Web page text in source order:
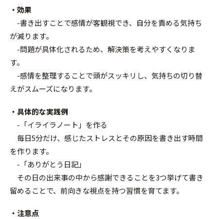
・効果
-書き出すことで感情が客観視でき、自分を責める気持ち
が減ります。
-問題が具体化されるため、解決策を考えやすくなりま
す。
-感情を整理することで頭がスッキリし、気持ちの切り替
えがスムーズになります。
・具体的な実践例
-「イライラノート」を作る
毎日5分だけ、感じたストレスとその原因を書き出す時間
を作ります。
-「ありがとう日記」
その日の出来事の中から感謝できることを3つ挙げて書き
留めることで、前向きな視点を持つ習慣を育てます。
・注意点